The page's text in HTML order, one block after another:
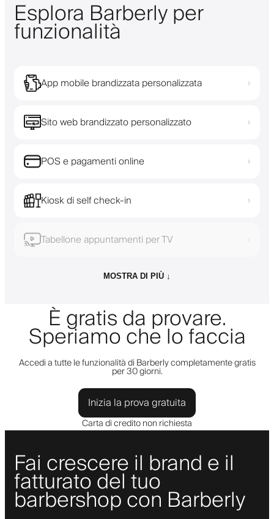
Esplora Barberly per
funzionalità
App mobile brandizzata personalizzata ›
Sito web brandizzato personalizzato ›
POS e pagamenti online ›
Kiosk di self check-in ›
Tabellone appuntamenti per TV ›
MOSTRA DI PIÙ ↓
È gratis da provare.
Speriamo che lo faccia
Accedi a tutte le funzionalità di Barberly completamente gratis
per 30 giorni.
Inizia la prova gratuita
Carta di credito non richiesta
Fai crescere il brand e il
fatturato del tuo
barbershop con Barberly